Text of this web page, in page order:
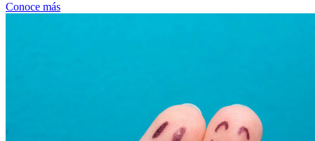
Conoce más